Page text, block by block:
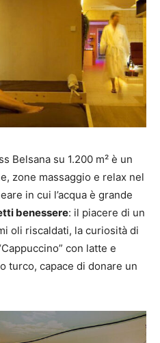
Belsana su 1.200 m² è un
zone massaggio e relax nel
in cui l’acqua è grande
benessere: il piacere di un
oli riscaldati, la curiosità di
con latte e
turco, capace di donare un